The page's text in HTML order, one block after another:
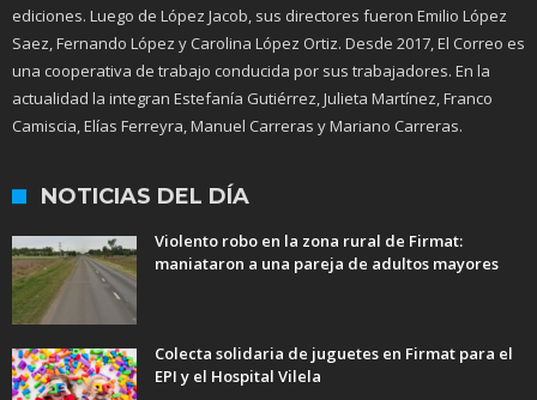
ediciones. Luego de López Jacob, sus directores fueron Emilio López
Saez, Fernando López y Carolina López Ortiz. Desde 2017, El Correo es
una cooperativa de trabajo conducida por sus trabajadores. En la
actualidad la integran Estefanía Gutiérrez, Julieta Martínez, Franco
Camiscia, Elías Ferreyra, Manuel Carreras y Mariano Carreras.
NOTICIAS DEL DÍA
Violento robo en la zona rural de Firmat:
maniataron a una pareja de adultos mayores
Colecta solidaria de juguetes en Firmat para el
EPI y el Hospital Vilela